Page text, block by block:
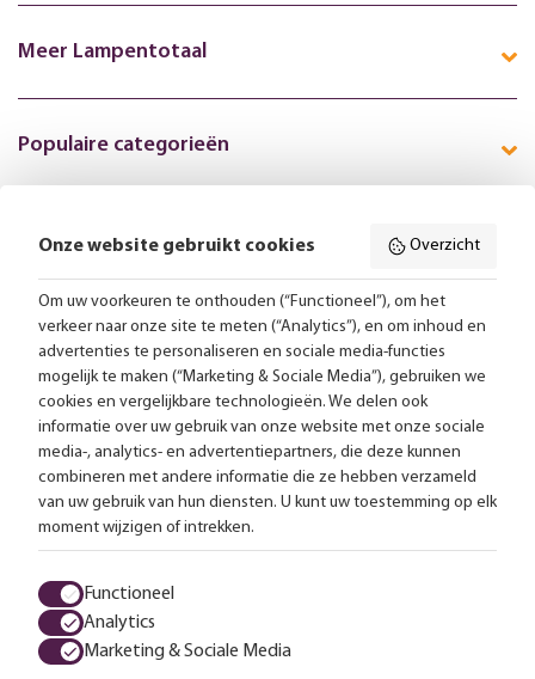
Meer Lampentotaal
Populaire categorieën
Volg ons online:
Gratis bezorging vanaf 99,-
Advies op maat
Meer dan 25.000 lampen op voorraad
4.57 uit 2853 reviews
Algemene voorwaarden
Onze website gebruikt cookies Overzicht
Om uw voorkeuren te onthouden (“Functioneel”), om het
verkeer naar onze site te meten (“Analytics”), en om inhoud en
advertenties te personaliseren en sociale media-functies
mogelijk te maken (“Marketing & Sociale Media”), gebruiken we
cookies en vergelijkbare technologieën. We delen ook
informatie over uw gebruik van onze website met onze sociale
media-, analytics- en advertentiepartners, die deze kunnen
combineren met andere informatie die ze hebben verzameld
van uw gebruik van hun diensten. U kunt uw toestemming op elk
moment wijzigen of intrekken.
Functioneel
Analytics
Marketing & Sociale Media